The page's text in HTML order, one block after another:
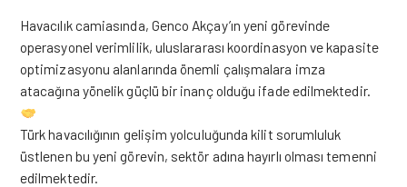
Havacılık camiasında, Genco Akçay’ın yeni görevinde
operasyonel verimlilik, uluslararası koordinasyon ve kapasite
optimizasyonu alanlarında önemli çalışmalara imza
atacağına yönelik güçlü bir inanç olduğu ifade edilmektedir.
Türk havacılığının gelişim yolculuğunda kilit sorumluluk
üstlenen bu yeni görevin, sektör adına hayırlı olması temenni
edilmektedir.